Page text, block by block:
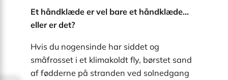
Et håndklæde er vel bare et håndklæde…
eller er det?
Hvis du nogensinde har siddet og
småfrosset i et klimakoldt fly, børstet sand
af fødderne på stranden ved solnedgang